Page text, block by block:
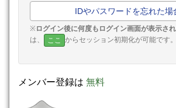
IDやパスワードを忘れた場
※ログイン後に何度もログイン画面が表示さ
は、
ここ からセッション初期化が可能です。
メンバー登録は 無料